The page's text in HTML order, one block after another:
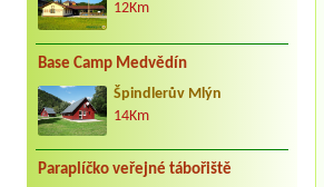
12Km
Base Camp Medvědín
Špindlerův Mlýn
14Km
Paraplíčko veřejné tábořiště